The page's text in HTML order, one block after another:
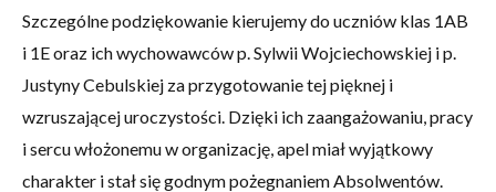
Szczególne podziękowanie kierujemy do uczniów klas 1AB
i 1E oraz ich wychowawców p. Sylwii Wojciechowskiej i p.
Justyny Cebulskiej za przygotowanie tej pięknej i
wzruszającej uroczystości. Dzięki ich zaangażowaniu, pracy
i sercu włożonemu w organizację, apel miał wyjątkowy
charakter i stał się godnym pożegnaniem Absolwentów.